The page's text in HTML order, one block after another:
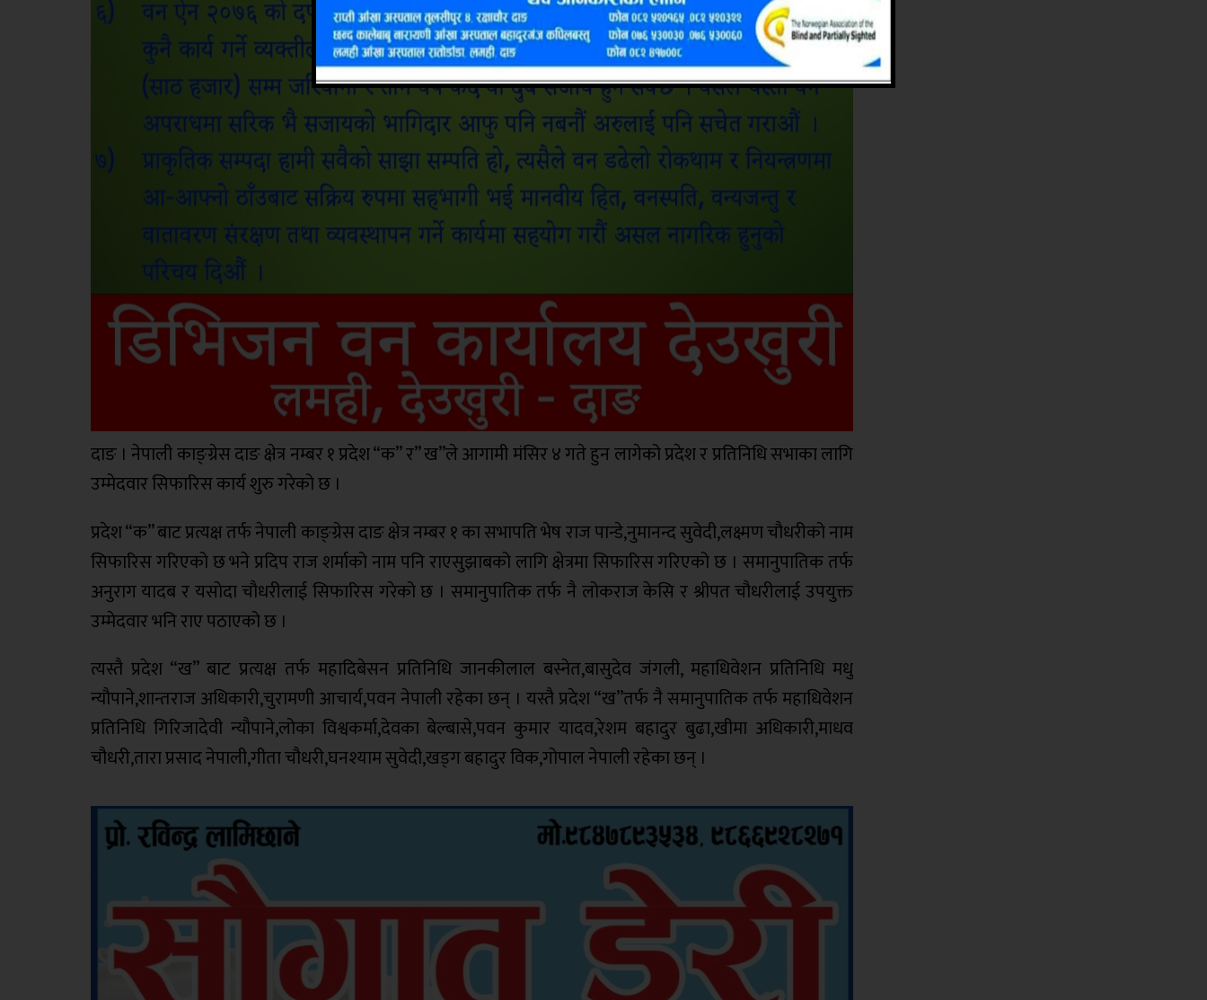
दाङ । नेपाली काङ्ग्रेस दाङ क्षेत्र नम्बर १ प्रदेश “क” र” ख”ले आगामी मंसिर ४ गते हुन लागेको प्रदेश र प्रतिनिधि सभाका लागि
उम्मेदवार सिफारिस कार्य शुरु गरेको छ ।
प्रदेश “क” बाट प्रत्यक्ष तर्फ नेपाली काङ्ग्रेस दाङ क्षेत्र नम्बर १ का सभापति भेष राज पान्डे,नुमानन्द सुवेदी,लक्ष्मण चौधरीको नाम
सिफारिस गरिएको छ भने प्रदिप राज शर्माको नाम पनि राएसुझाबको लागि क्षेत्रमा सिफारिस गरिएको छ । समानुपातिक तर्फ
अनुराग यादब र यसोदा चौधरीलाई सिफारिस गरेको छ । समानुपातिक तर्फ नै लोकराज केसि र श्रीपत चौधरीलाई उपयुक्त
उम्मेदवार भनि राए पठाएको छ ।
त्यस्तै प्रदेश “ख” बाट प्रत्यक्ष तर्फ महादिबेसन प्रतिनिधि जानकीलाल बस्नेत,बासुदेव जंगली, महाधिवेशन प्रतिनिधि मधु
न्यौपाने,शान्तराज अधिकारी,चुरामणी आचार्य,पवन नेपाली रहेका छन् । यस्तै प्रदेश “ख”तर्फ नै समानुपातिक तर्फ महाधिवेशन
प्रतिनिधि गिरिजादेवी न्यौपाने,लोका विश्वकर्मा,देवका बेल्बासे,पवन कुमार यादव,रेशम बहादुर बुढा,खीमा अधिकारी,माधव
चौधरी,तारा प्रसाद नेपाली,गीता चौधरी,घनश्याम सुवेदी,खड्ग बहादुर विक,गोपाल नेपाली रहेका छन् ।